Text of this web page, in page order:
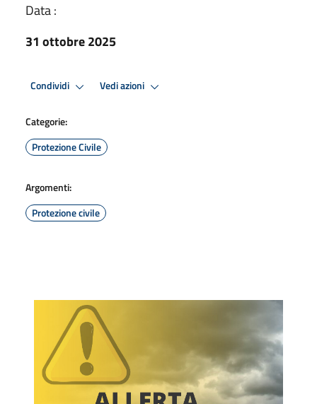
Data :
31 ottobre 2025
Condividi Vedi azioni
Categorie:
Protezione Civile
Argomenti:
Protezione civile